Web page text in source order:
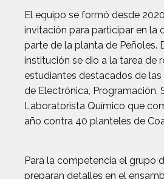
El equipo se formó desde
invitación para participar en la
parte de la planta de Peñoles.
institución se dio a la tarea de
estudiantes destacados de las
de Electrónica, Programación,
Laboratorista Químico que
año contra 40 planteles de
Para la competencia el grupo
preparan detalles en el